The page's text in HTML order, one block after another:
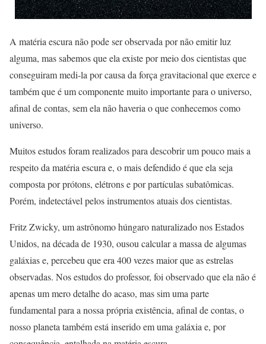
A matéria escura não pode ser observada por não emitir luz
alguma, mas sabemos que ela existe por meio dos cientistas que
conseguiram medi-la por causa da força gravitacional que exerce e
também que é um componente muito importante para o universo,
afinal de contas, sem ela não haveria o que conhecemos como
universo.
Muitos estudos foram realizados para descobrir um pouco mais a
respeito da matéria escura e, o mais defendido é que ela seja
composta por prótons, elétrons e por partículas subatômicas.
Porém, indetectável pelos instrumentos atuais dos cientistas.
Fritz Zwicky, um astrônomo húngaro naturalizado nos Estados
Unidos, na década de 1930, ousou calcular a massa de algumas
galáxias e, percebeu que era 400 vezes maior que as estrelas
observadas. Nos estudos do professor, foi observado que ela não é
apenas um mero detalhe do acaso, mas sim uma parte
fundamental para a nossa própria existência, afinal de contas, o
nosso planeta também está inserido em uma galáxia e, por